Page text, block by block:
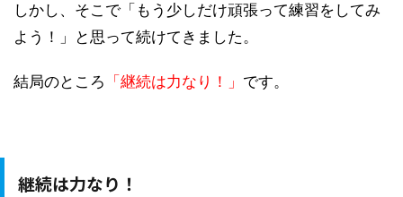
しかし、そこで「もう少しだけ頑張って練習をしてみ
よう！」と思って続けてきました。
結局のところ 「継続は力なり！」 です。
継続は力なり！